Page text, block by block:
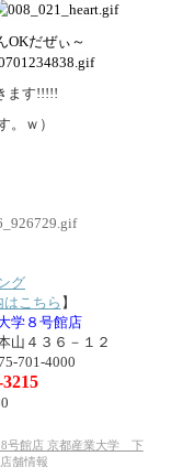
OKだぜぃ～
ます!!!!!
。ｗ）
グ
こちら 】
学８号館店
山４３６－１２
701-4000
号館店 京都産業大学 下
舗情報